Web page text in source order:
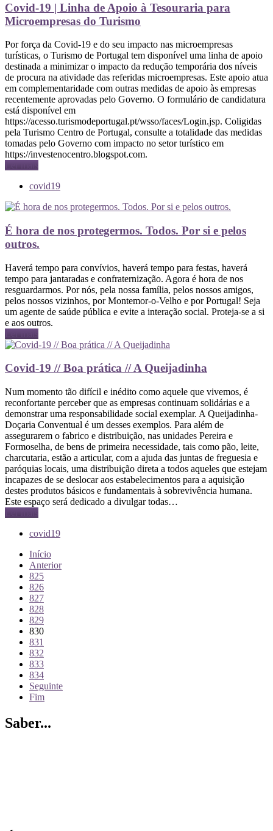
Covid-19 | Linha de Apoio à Tesouraria para
Microempresas do Turismo
Por força da Covid-19 e do seu impacto nas microempresas
turísticas, o Turismo de Portugal tem disponível uma linha de apoio
destinada a minimizar o impacto da redução temporária dos níveis
de procura na atividade das referidas microempresas. Este apoio atua
em complementaridade com outras medidas de apoio às empresas
recentemente aprovadas pelo Governo. O formulário de candidatura
está disponível em
https://acesso.turismodeportugal.pt/wsso/faces/Login.jsp. Coligidas
pela Turismo Centro de Portugal, consulte a totalidade das medidas
tomadas pelo Governo com impacto no setor turístico em
https://investenocentro.blogspot.com.
Ler mais
covid19
É hora de nos protegermos. Todos. Por si e pelos
outros.
Haverá tempo para convívios, haverá tempo para festas, haverá
tempo para jantaradas e confraternização. Agora é hora de nos
resguardarmos. Por nós, pela nossa família, pelos nossos amigos,
pelos nossos vizinhos, por Montemor-o-Velho e por Portugal! Seja
um agente de saúde pública e evite a interação social. Proteja-se a si
e aos outros.
Ler mais
Covid-19 // Boa prática // A Queijadinha
Num momento tão difícil e inédito como aquele que vivemos, é
reconfortante perceber que as empresas continuam solidárias e a
demonstrar uma responsabilidade social exemplar. A Queijadinha-
Doçaria Conventual é um desses exemplos. Para além de
assegurarem o fabrico e distribuição, nas unidades Pereira e
Formoselha, de bens de primeira necessidade, tais como pão, leite,
charcutaria, estão a articular, com a ajuda das juntas de freguesia e
paróquias locais, uma distribuição direta a todos aqueles que estejam
incapazes de se deslocar aos estabelecimentos para a aquisição
destes produtos básicos e fundamentais à sobrevivência humana.
Este espaço será dedicado a divulgar todas…
Ler mais
covid19
Início
Anterior
825
826
827
828
829
830
831
832
833
834
Seguinte
Fim
Saber...